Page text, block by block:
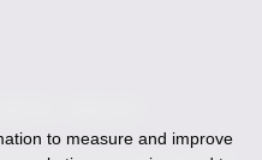
- 版權所有，轉載必究
to measure and improve